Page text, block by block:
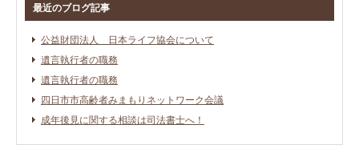
最近のブログ記事
公益財団法人 日本ライフ協会について
遺言執行者の職務
遺言執行者の職務
四日市市高齢者みまもりネットワーク会議
成年後見に関する相談は司法書士へ！